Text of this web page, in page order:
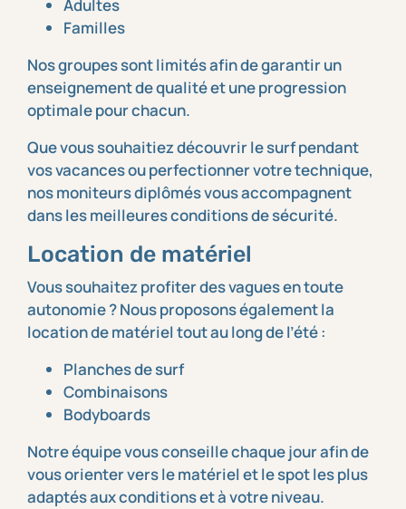
Adultes
Familles
Nos groupes sont limités afin de garantir un
enseignement de qualité et une progression
optimale pour chacun.
Que vous souhaitiez découvrir le surf pendant
vos vacances ou perfectionner votre technique,
nos moniteurs diplômés vous accompagnent
dans les meilleures conditions de sécurité.
Location de matériel
Vous souhaitez profiter des vagues en toute
autonomie ? Nous proposons également la
location de matériel tout au long de l’été :
Planches de surf
Combinaisons
Bodyboards
Notre équipe vous conseille chaque jour afin de
vous orienter vers le matériel et le spot les plus
adaptés aux conditions et à votre niveau.